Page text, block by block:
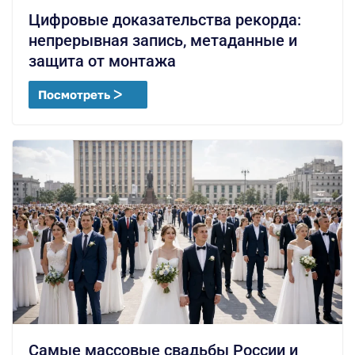
Цифровые доказательства рекорда:
непрерывная запись, метаданные и
защита от монтажа
Посмотреть ᐳ
Самые массовые свадьбы России и